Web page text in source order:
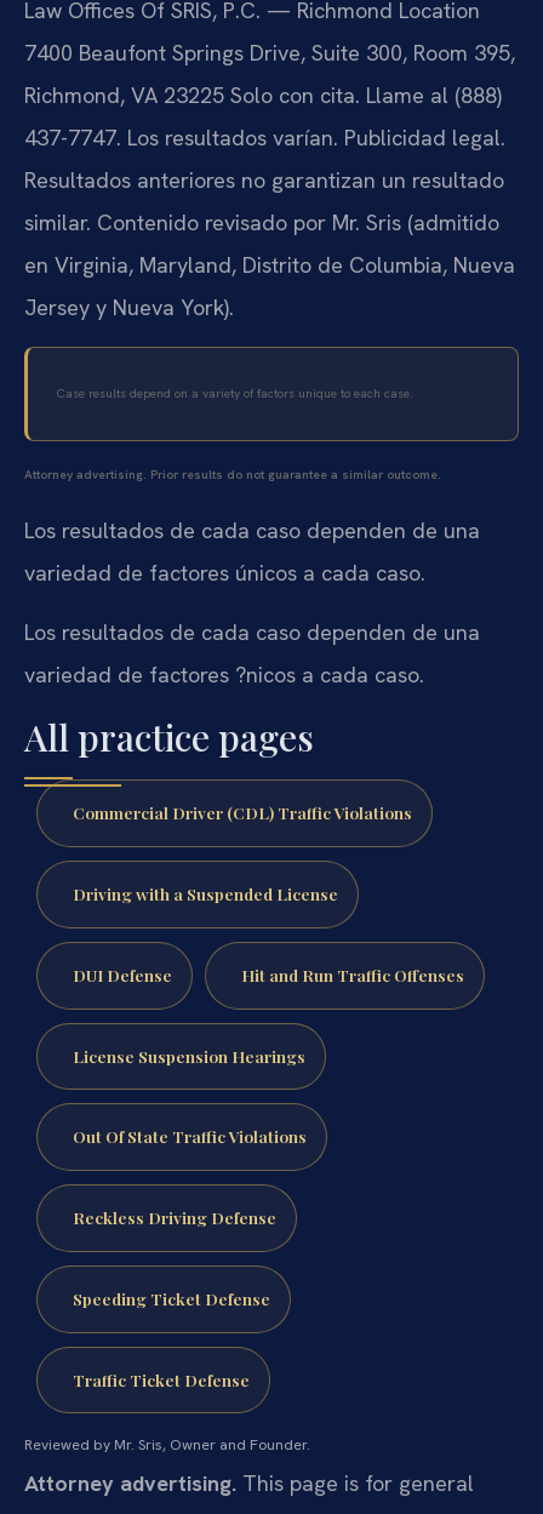
Law Offices Of SRIS, P.C. — Richmond Location
7400 Beaufont Springs Drive, Suite 300, Room 395,
Richmond, VA 23225 Solo con cita. Llame al (888)
437-7747. Los resultados varían. Publicidad legal.
Resultados anteriores no garantizan un resultado
similar. Contenido revisado por Mr. Sris (admitido
en Virginia, Maryland, Distrito de Columbia, Nueva
Jersey y Nueva York).
Case results depend on a variety of factors unique to each case.
Attorney advertising. Prior results do not guarantee a similar outcome.
Los resultados de cada caso dependen de una
variedad de factores únicos a cada caso.
Los resultados de cada caso dependen de una
variedad de factores ?nicos a cada caso.
All practice pages
Commercial Driver (CDL) Traffic Violations
Driving with a Suspended License
DUI Defense Hit and Run Traffic Offenses
License Suspension Hearings
Out Of State Traffic Violations
Reckless Driving Defense
Speeding Ticket Defense
Traffic Ticket Defense
Reviewed by Mr. Sris, Owner and Founder.
Attorney advertising. This page is for general